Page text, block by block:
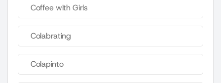
Coffee with Girls
Colabrating
Colapinto